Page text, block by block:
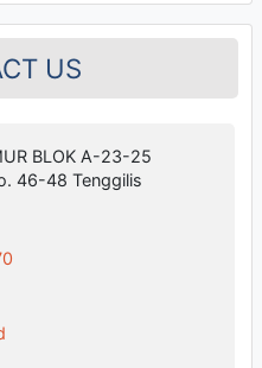
US
BLOK A-23-25
46-48 Tenggilis